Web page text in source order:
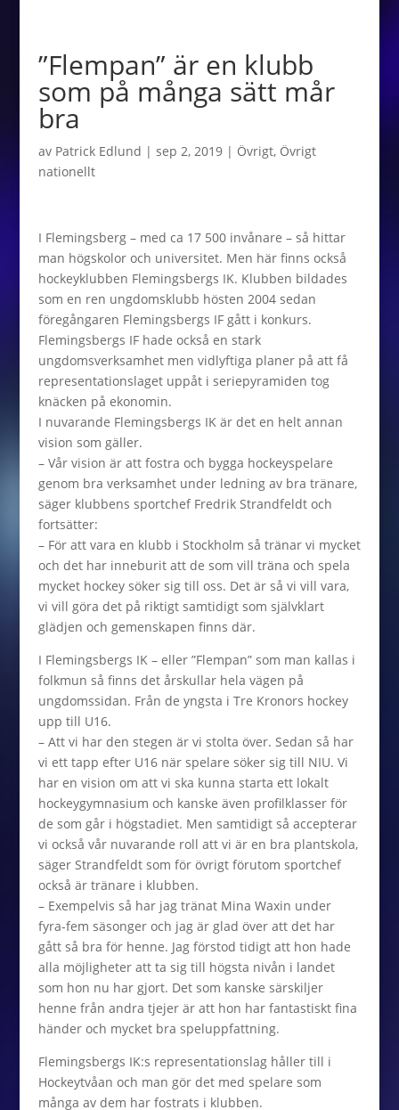
”Flempan” är en klubb
som på många sätt mår
bra
av Patrick Edlund | sep 2, 2019| Övrigt, Övrigt
nationellt
I Flemingsberg – med ca 17 500 invånare – så hittar
man högskolor och universitet. Men här finns också
hockeyklubben Flemingsbergs IK. Klubben bildades
som en ren ungdomsklubb hösten 2004 sedan
föregångaren Flemingsbergs IF gått i konkurs.
Flemingsbergs IF hade också en stark
ungdomsverksamhet men vidlyftiga planer på att få
representationslaget uppåt i seriepyramiden tog
knäcken på ekonomin.
I nuvarande Flemingsbergs IK är det en helt annan
vision som gäller.
– Vår vision är att fostra och bygga hockeyspelare
genom bra verksamhet under ledning av bra tränare,
säger klubbens sportchef Fredrik Strandfeldt och
fortsätter:
– För att vara en klubb i Stockholm så tränar vi mycket
och det har inneburit att de som vill träna och spela
mycket hockey söker sig till oss. Det är så vi vill vara,
vi vill göra det på riktigt samtidigt som självklart
glädjen och gemenskapen finns där.
I Flemingsbergs IK – eller ”Flempan” som man kallas i
folkmun så finns det årskullar hela vägen på
ungdomssidan. Från de yngsta i Tre Kronors hockey
upp till U16.
– Att vi har den stegen är vi stolta över. Sedan så har
vi ett tapp efter U16 när spelare söker sig till NIU. Vi
har en vision om att vi ska kunna starta ett lokalt
hockeygymnasium och kanske även profilklasser för
de som går i högstadiet. Men samtidigt så accepterar
vi också vår nuvarande roll att vi är en bra plantskola,
säger Strandfeldt som för övrigt förutom sportchef
också är tränare i klubben.
– Exempelvis så har jag tränat Mina Waxin under
fyra-fem säsonger och jag är glad över att det har
gått så bra för henne. Jag förstod tidigt att hon hade
alla möjligheter att ta sig till högsta nivån i landet
som hon nu har gjort. Det som kanske särskiljer
henne från andra tjejer är att hon har fantastiskt fina
händer och mycket bra speluppfattning.
Flemingsbergs IK:s representationslag håller till i
Hockeytvåan och man gör det med spelare som
många av dem har fostrats i klubben.